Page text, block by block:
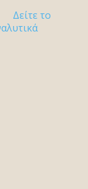
Δείτε το